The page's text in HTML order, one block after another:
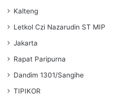
Kalteng
Letkol Czi Nazarudin ST MIP
Jakarta
Rapat Paripurna
Dandim 1301/Sangihe
TIPIKOR